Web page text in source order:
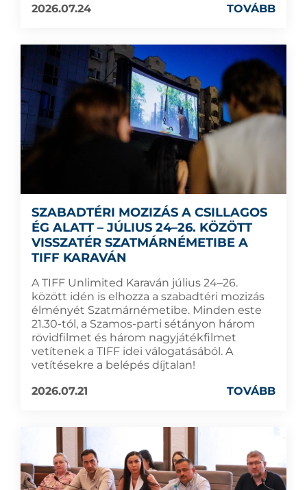
2026.07.24
TOVÁBB
SZABADTÉRI MOZIZÁS A CSILLAGOS
ÉG ALATT – JÚLIUS 24–26. KÖZÖTT
VISSZATÉR SZATMÁRNÉMETIBE A
TIFF KARAVÁN
A TIFF Unlimited Karaván július 24–26.
között idén is elhozza a szabadtéri mozizás
élményét Szatmárnémetibe. Minden este
21.30-tól, a Szamos-parti sétányon három
rövidfilmet és három nagyjátékfilmet
vetítenek a TIFF idei válogatásából. A
vetítésekre a belépés díjtalan!
2026.07.21
TOVÁBB